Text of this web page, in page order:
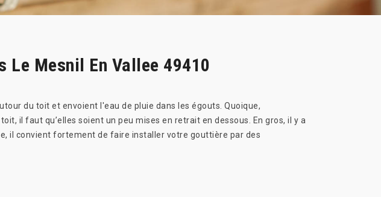
Mesnil En Vallee 49410
du toit et envoient l'eau de pluie dans les égouts. Quoique,
il faut qu’elles soient un peu mises en retrait en dessous. En gros, il y a
il convient fortement de faire installer votre gouttière par des